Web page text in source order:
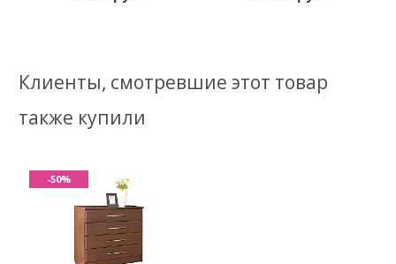
Клиенты, смотревшие этот товар
также купили
-50%